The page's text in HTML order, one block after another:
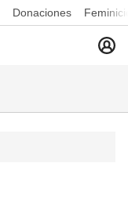
Donaciones